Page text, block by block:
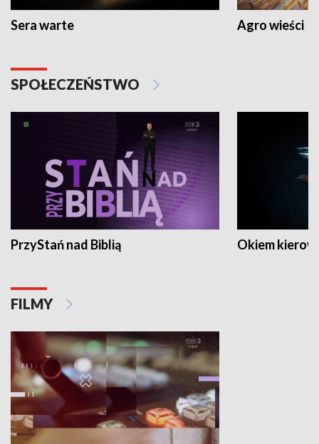
Sera warte Agro wieści
SPOŁECZEŃSTWO
PrzyStań nad Biblią Okiem
FILMY